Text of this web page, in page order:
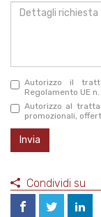
Dettagli
richiesta
Autorizzo il
Regolamento UE
Autorizzo al
promozionali,
Invia
Condividi su